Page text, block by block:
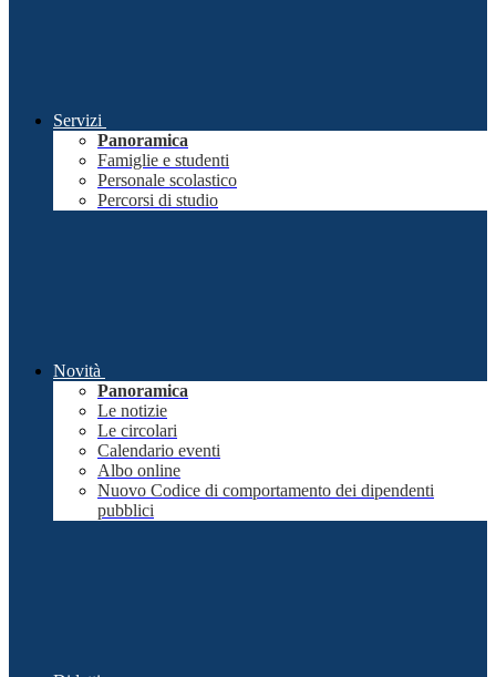
Servizi
Panoramica
Famiglie e studenti
Personale scolastico
Percorsi di studio
Novità
Panoramica
Le notizie
Le circolari
Calendario eventi
Albo online
Nuovo Codice di comportamento dei dipendenti
pubblici